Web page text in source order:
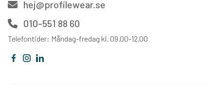
hej@profilewear.se
010-551 88 60
Telefontider: Måndag-fredag kl. 09.00-12.00